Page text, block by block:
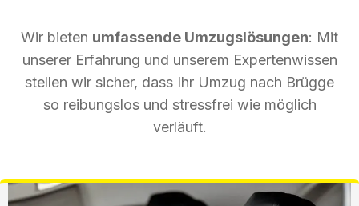
Wir bieten umfassende Umzugslösungen: Mit
unserer Erfahrung und unserem Expertenwissen
stellen wir sicher, dass Ihr Umzug nach Brügge
so reibungslos und stressfrei wie möglich
verläuft.